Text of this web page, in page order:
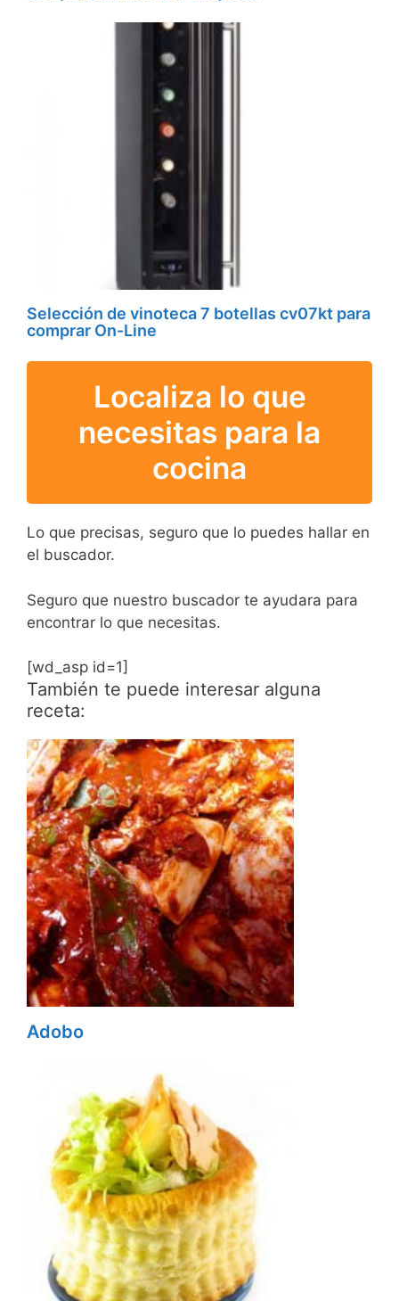
Selección de vinoteca 7 botellas cv07kt para
comprar On-Line
Localiza lo que
necesitas para la
cocina
Lo que precisas, seguro que lo puedes hallar en
el buscador.
Seguro que nuestro buscador te ayudara para
encontrar lo que necesitas.
[wd_asp id=1]
También te puede interesar alguna
receta:
Adobo